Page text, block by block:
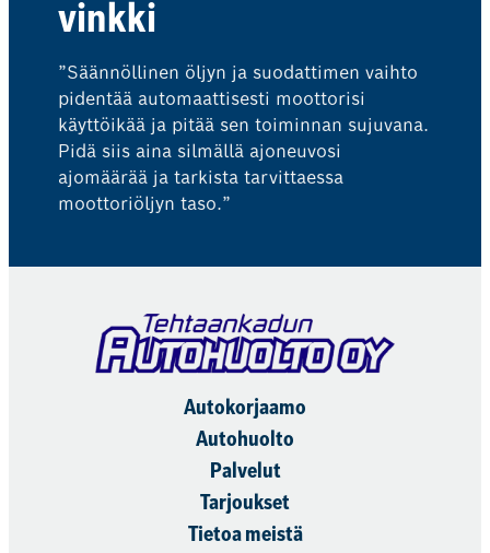
vinkki
”Säännöllinen öljyn ja suodattimen vaihto
pidentää automaattisesti moottorisi
käyttöikää ja pitää sen toiminnan sujuvana.
Pidä siis aina silmällä ajoneuvosi
ajomäärää ja tarkista tarvittaessa
moottoriöljyn taso.”
Autokorjaamo
Autohuolto
Palvelut
Tarjoukset
Tietoa meistä